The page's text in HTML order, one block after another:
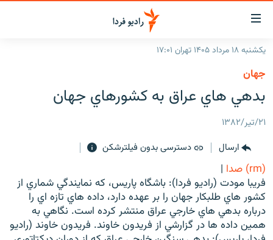
لینک‌های
قابلیت
دسترسی
بازگشت
منوی
اصلی
صفحه
جستجو
جهان
رادیو
انتخاب کنید و بشنوید
برنامه‌های رادیویی
فرکانس‌ها
پادکست
چندرسانه‌ای
گزارش‌های تصویری
گزارش‌های ویدئویی
زنان فردا
English
یکشنبه ۱۸ مرداد ۱۴۰۵ تهران ۱۷:۰۱
جهان
بدهي هاي عراق به كشورهاي جهان
۲۱/تیر/۱۳۸۲
ارسال
دسترسی بدون فیلترشکن
(rm) صدا
|
فريبا مودت (راديو فردا): باشگاه پاريس، كه نمايندگي شماري از
كشور هاي طلبكار جهان را بر عهده دارد، داده هاي تازه اي را
درباره بدهي هاي خارجي عراق منتشر كرده است. نگاهي به
همين داده ها در گزارشي از فريدون خاوند. فريدون خاوند (راديو